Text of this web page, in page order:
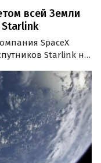
всей Земли
Starlink
SpaceX
Starlink на
чтобы
интернета